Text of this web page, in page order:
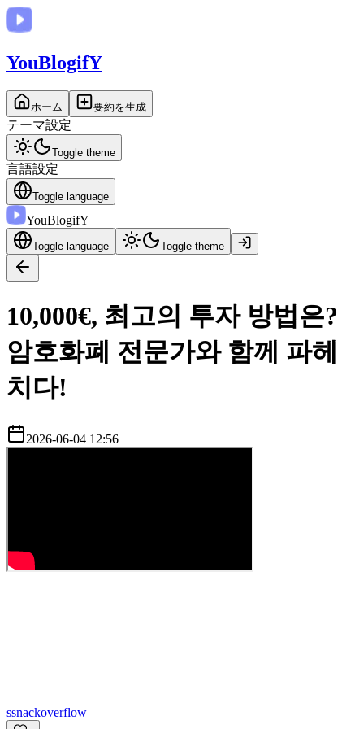
YouBlogifY
ホーム 要約を生成
テーマ設定
Toggle theme
言語設定
Toggle language
YouBlogifY
Toggle language Toggle theme
10,000€, 최고의 투자 방법은?
암호화폐 전문가와 함께 파헤
치다!
2026-06-04 12:56
ssnackoverflow